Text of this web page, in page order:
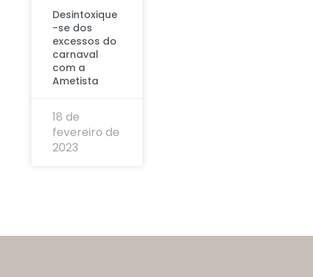
Desintoxique
-se dos
excessos do
carnaval
com a
Ametista
18 de
fevereiro de
2023